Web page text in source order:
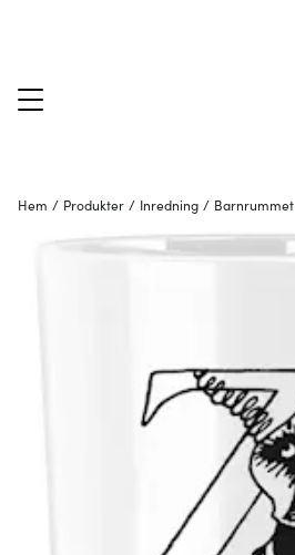
Hem / Produkter / Inredning / Barnrummet